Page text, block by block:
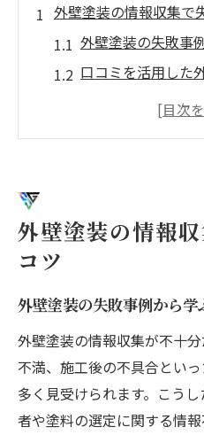
外壁塗装の情報収集で
外壁塗装の失敗事
口コミを活用した
外壁塗装ポータル
外壁塗装業者選び
外壁塗装ポータル
味
外壁塗装の見積も
点
外壁塗装業者への
外壁塗装の情報
コツ
外壁塗装の失敗事例から学
外壁塗装の情報収集が不十
不満、施工後の不具合とい
多く見受けられます。こう
者や塗料の選定に関する情